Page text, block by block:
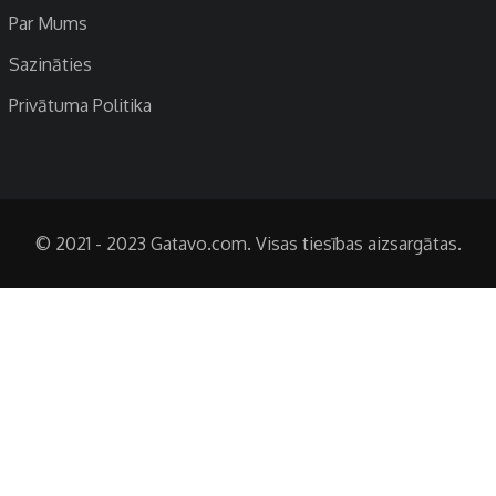
Par Mums
Sazināties
Privātuma Politika
© 2021 - 2023 Gatavo.com. Visas tiesības aizsargātas.